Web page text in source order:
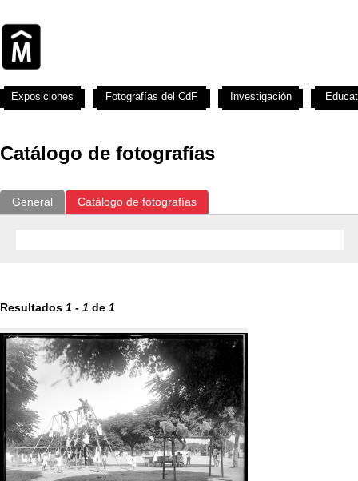
Catálogo de fotografías
General Catálogo de fotografías
Resultados 1 - 1 de 1
Exposiciones Fotografías del CdF Investigación